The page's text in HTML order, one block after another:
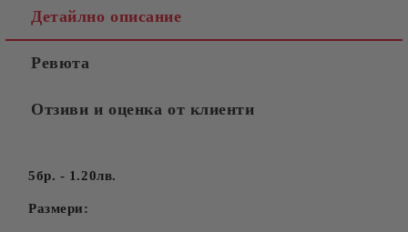
Детайлно описание
Ревюта
Отзиви и оценка от клиенти
5бр. - 1.20лв.
Размери: